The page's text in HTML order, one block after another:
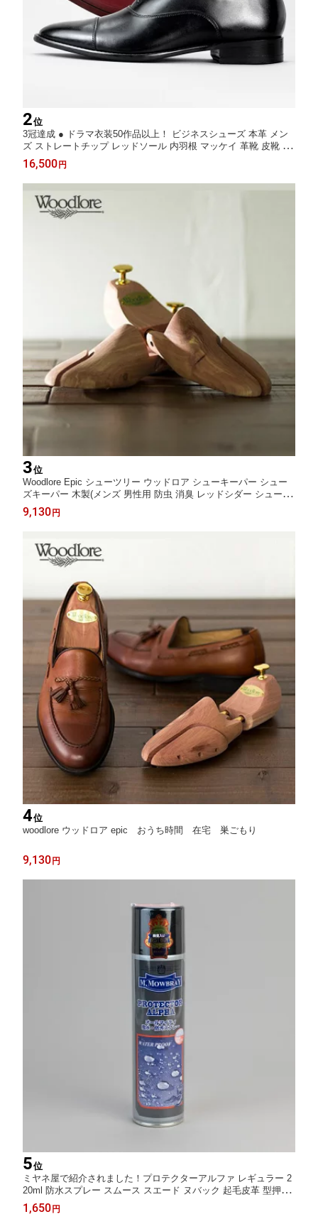
2位
3冠達成 ● ドラマ衣装50作品以上！ ビジネスシューズ 本革 メン
ズ ストレートチップ レッドソール 内羽根 マッケイ 革靴 皮靴 大
きいサイズ フォーマル 結婚式 ドレスシューズ ギフト 冠婚葬祭
小さい スーツ 紳士靴 人気 送料無料 交換
16,500 円
3位
Woodlore Epic シューツリー ウッドロア シューキーパー シュー
ズキーパー 木製(メンズ 男性用 防虫 消臭 レッドシダー シューケ
ア 革靴 シューズ ストレッチャー 外反母趾 シューズケア ケア用
品 シューズフィッター 父の日)
9,130 円
4位
woodlore ウッドロア epic おうち時間 在宅 巣ごもり
9,130 円
5位
ミヤネ屋で紹介されました！プロテクターアルファ レギュラー 2
20ml 防水スプレー スムース スエード ヌバック 起毛皮革 型押し
革 防水 ( シューズ パンプス ブーツ バッグ 傘 ) シューケア 革靴
手入れ M.MOWBRAY エム・モゥブレィ レザー スウェード 革用
1,650 円